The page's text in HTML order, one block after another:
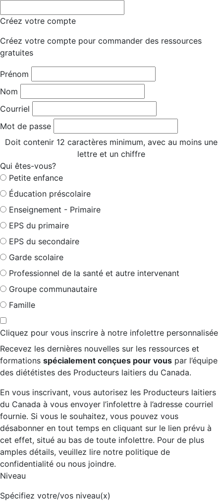
Créez votre compte
Créez votre compte pour commander des ressources
gratuites
Prénom
Nom
Courriel
Mot de passe
Doit contenir 12 caractères minimum, avec au moins une
lettre et un chiffre
Qui êtes-vous?
Petite enfance
Éducation préscolaire
Enseignement - Primaire
EPS du primaire
EPS du secondaire
Garde scolaire
Professionnel de la santé et autre intervenant
Groupe communautaire
Famille
Cliquez pour vous inscrire à notre infolettre personnalisée
Recevez les dernières nouvelles sur les ressources et
formations spécialement conçues pour vous par l’équipe
des diététistes des Producteurs laitiers du Canada.
En vous inscrivant, vous autorisez les Producteurs laitiers
du Canada à vous envoyer l’infolettre à l’adresse courriel
fournie. Si vous le souhaitez, vous pouvez vous
désabonner en tout temps en cliquant sur le lien prévu à
cet effet, situé au bas de toute infolettre. Pour de plus
amples détails, veuillez lire notre politique de
confidentialité ou nous joindre.
Niveau
Spécifiez votre/vos niveau(x)